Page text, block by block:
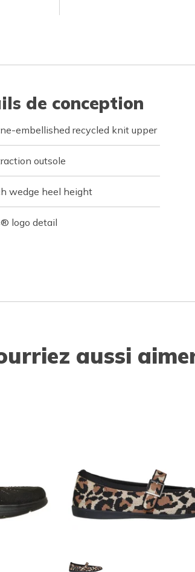
de conception
embellished recycled knit upper
outsole
wedge heel height
logo detail
aussi